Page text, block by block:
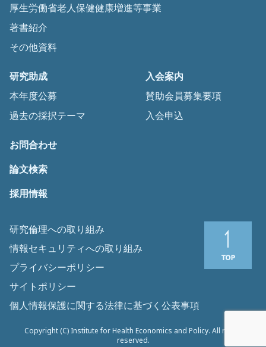
厚生労働省老人保健健康増進等事業
著書紹介
その他資料
研究助成
本年度公募
過去の採択テーマ
入会案内
賛助会員募集要項
入会申込
お問合わせ
論文検索
採用情報
研究倫理への取り組み
情報セキュリティへの取り組み
プライバシーポリシー
サイトポリシー
個人情報保護に関する法律に基づく公表事項
Copyright (C) Institute for Health Economics and Policy. All rights
reserved.